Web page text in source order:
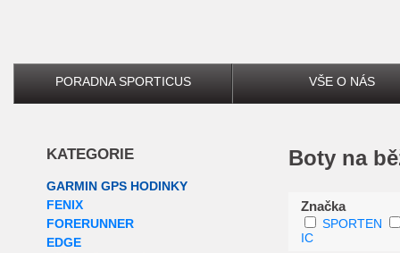
PORADNA SPORTICUS VŠE O NÁS
KATEGORIE
GARMIN GPS HODINKY
FENIX
FORERUNNER
EDGE
Boty na
Značka
SPORTEN
IC